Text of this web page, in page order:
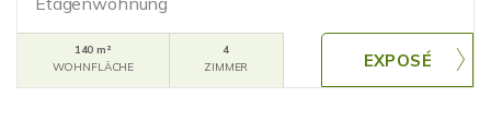
140 m²
WOHNFLÄCHE
4
ZIMMER